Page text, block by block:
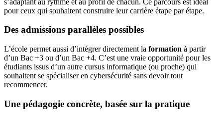
pour ceux qui souhaitent construire leur carrière étape par étape.
Des admissions parallèles possibles
L’école permet aussi d’intégrer directement la formation à partir
d’un Bac +3 ou d’un Bac +4. C’est une vraie opportunité pour les
étudiants issus d’un autre cursus informatique (ou proche) qui
souhaitent se spécialiser en cybersécurité sans devoir tout
recommencer.
Une pédagogie concrète, basée sur la pratique